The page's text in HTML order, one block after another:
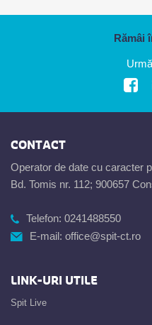
Rămâi
CONTACT
Operator de date cu caracter
Bd. Tomis nr. 112; 900657
Telefon: 0241488550
E-mail: office@spit-ct.ro
LINK-URI UTILE
Spit Live